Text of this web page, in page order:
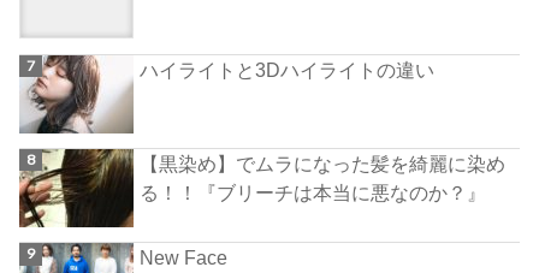
ハイライトと3Dハイライトの違い
【黒染め】でムラになった髪を綺麗に染め
る！！『ブリーチは本当に悪なのか？』
New Face